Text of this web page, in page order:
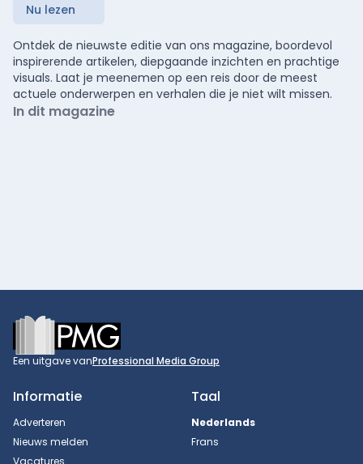
Nu lezen
Ontdek de nieuwste editie van ons magazine, boordevol
inspirerende artikelen, diepgaande inzichten en prachtige
visuals. Laat je meenemen op een reis door de meest
actuele onderwerpen en verhalen die je niet wilt missen.
In dit magazine
Footer
Een uitgave vanProfessional Media Group
Informatie
Adverteren
Nieuws melden
Vacatures
Taal
Nederlands
Frans